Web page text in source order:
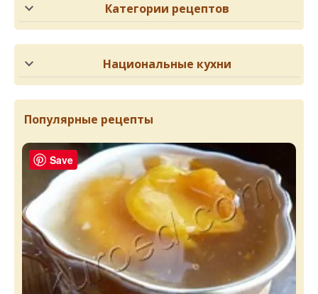
Категории рецептов
Национальные кухни
Популярные рецепты
Save